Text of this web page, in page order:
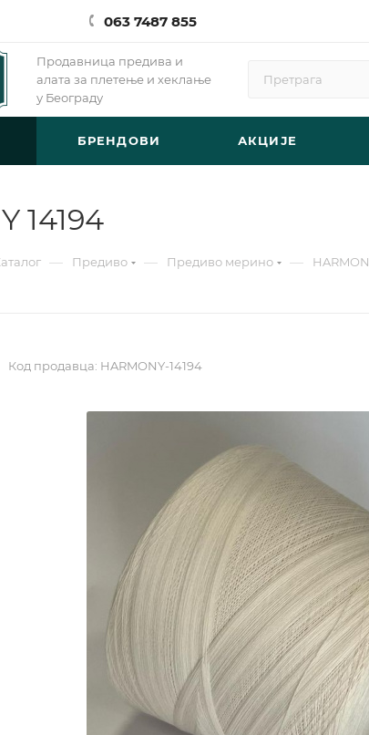
063 7487 855
Продавница предива и
алата за плетење и хеклање
у Београду
БРЕНДОВИ АКЦИЈЕ
14194
— Предиво — Предиво мерино —
Код продавца: HARMONY-14194